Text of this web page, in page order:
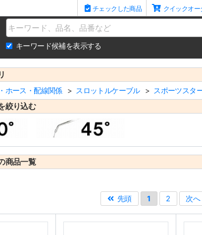
チェックした商品 クイックオー
Name
キーワード候補を表示する
ホース・配線関係 スロットルケーブル スポーツスタ
絞り込む
商品一覧
先頭
1 2 次へ